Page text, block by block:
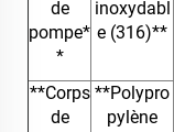
de
pompe*
*
inoxydabl
e (316)**
**Corps
de
**Polypro
pylène